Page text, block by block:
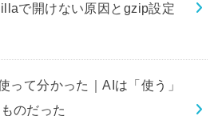
で開けない原因とgzip設定
って分かった｜AIは「使う」
のだった